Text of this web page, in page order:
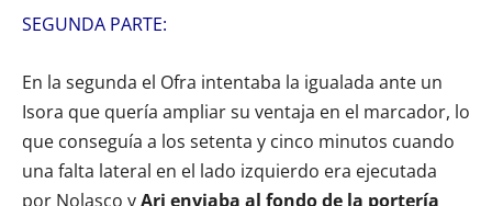
SEGUNDA PARTE:
En la segunda el Ofra intentaba la igualada ante un
Isora que quería ampliar su ventaja en el marcador, lo
que conseguía a los setenta y cinco minutos cuando
una falta lateral en el lado izquierdo era ejecutada
por Nolasco yAri enviaba al fondo de la portería